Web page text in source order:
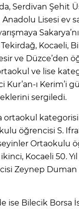
Serdivan Şehit
Lisesi ev
Kocaeli,
ve Düzce’den
ve lise
Kur’an-ı Kerim’i
sergiledi.
ortaokul
öğrencisi S.
Ortaokulu
Kocaeli 50.
Zeynep Duman
ise Bilecik Borsa